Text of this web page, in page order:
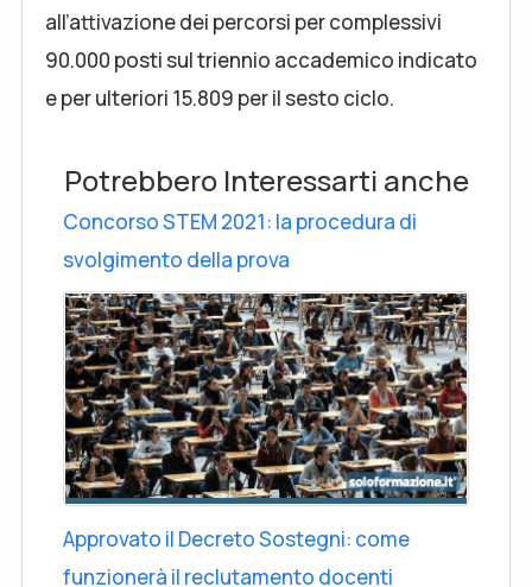
all’attivazione dei percorsi per complessivi
90.000 posti sul triennio accademico indicato
e per ulteriori 15.809 per il sesto ciclo.
Potrebbero Interessarti anche
Concorso STEM 2021: la procedura di
svolgimento della prova
Approvato il Decreto Sostegni: come
funzionerà il reclutamento docenti